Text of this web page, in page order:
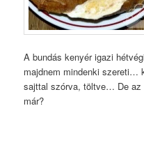
A bundás kenyér igazi
majdnem mindenki szereti…
sajttal szórva, töltve… De az
már?